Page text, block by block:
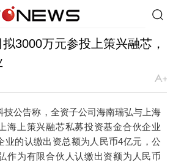
3000万元参投上策兴融芯，
技公告称，全资子公司海南瑞弘与上海
海上策兴融芯私募投资基金合伙企业
业的认缴出资总额为人民币4亿元，公
作为有限合伙人认缴出资额为人民币